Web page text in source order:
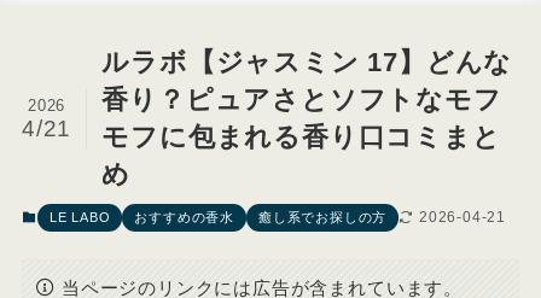
ルラボ【ジャスミン 17】どんな
香り？ピュアさとソフトなモフ
モフに包まれる香り口コミまと
め
2026
4/21
LE LABO おすすめの香水 癒し系でお探しの方 2026-04-21
当ページのリンクには広告が含まれています。